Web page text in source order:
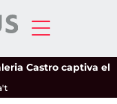
captiva el